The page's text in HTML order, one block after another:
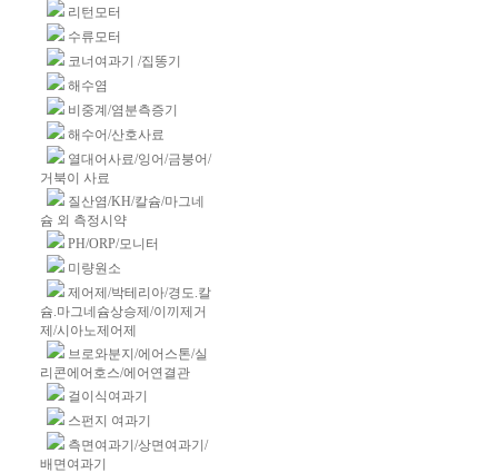
리턴모터
수류모터
코너여과기 /집똥기
해수염
비중계/염분측증기
해수어/산호사료
열대어사료/잉어/금붕어/
거북이 사료
질산염/KH/칼슘/마그네
슘 외 측정시약
PH/ORP/모니터
미량원소
제어제/박테리아/경도.칼
슘.마그네슘상승제/이끼제거
제/시아노제어제
브로와분지/에어스톤/실
리콘에어호스/에어연결관
걸이식여과기
스펀지 여과기
측면여과기/상면여과기/
배면여과기